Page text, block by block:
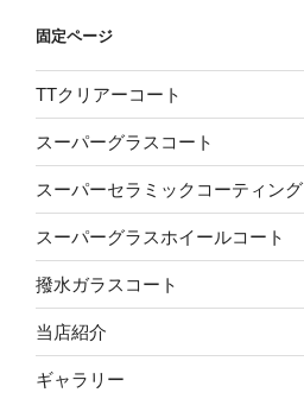
固定ページ
TTクリアーコート
スーパーグラスコート
スーパーセラミックコーティング
スーパーグラスホイールコート
撥水ガラスコート
当店紹介
ギャラリー